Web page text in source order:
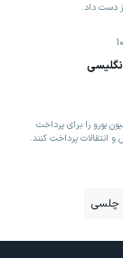
دست داد.
10
مالک باشگاه شفیلد ونزدی، از هواداران خواست مبلغ ۲.۵ میلیون یورو را برای پرداخت
انتقالات پرداخت کنند.
چلسی